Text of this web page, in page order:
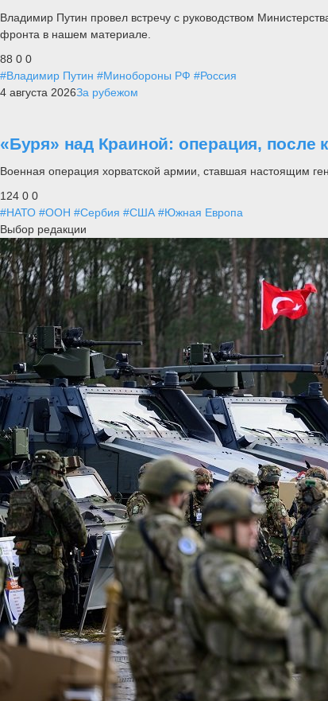
Владимир Путин провел встречу с руководством
фронта в нашем материале.
88 0 0
#Владимир Путин #Минобороны РФ #Россия
4 августа 2026За рубежом
«Буря» над Краиной: операция, после
Военная операция хорватской армии, ставшая настоящим
124 0 0
#НАТО #ООН #Сербия #США #Южная Европа
Выбор редакции